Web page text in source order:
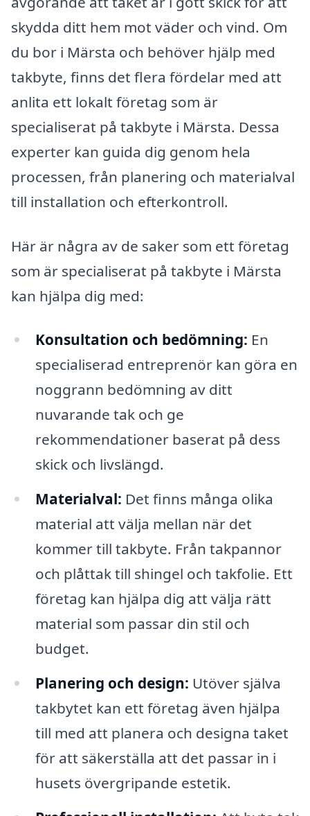
skydda ditt hem mot väder och vind. Om
du bor i Märsta och behöver hjälp med
takbyte, finns det flera fördelar med att
anlita ett lokalt företag som är
specialiserat på takbyte i Märsta. Dessa
experter kan guida dig genom hela
processen, från planering och materialval
till installation och efterkontroll.
Här är några av de saker som ett företag
som är specialiserat på takbyte i Märsta
kan hjälpa dig med:
Konsultation och bedömning: En
specialiserad entreprenör kan göra en
noggrann bedömning av ditt
nuvarande tak och ge
rekommendationer baserat på dess
skick och livslängd.
Materialval: Det finns många olika
material att välja mellan när det
kommer till takbyte. Från takpannor
och plåttak till shingel och takfolie. Ett
företag kan hjälpa dig att välja rätt
material som passar din stil och
budget.
Planering och design: Utöver själva
takbytet kan ett företag även hjälpa
till med att planera och designa taket
för att säkerställa att det passar in i
husets övergripande estetik.